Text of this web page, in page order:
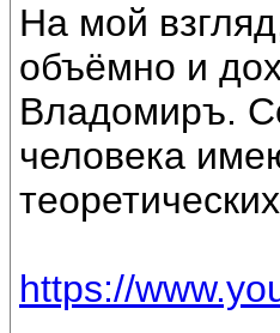
На мой
объёмно и
Владомиръ.
человека
https://